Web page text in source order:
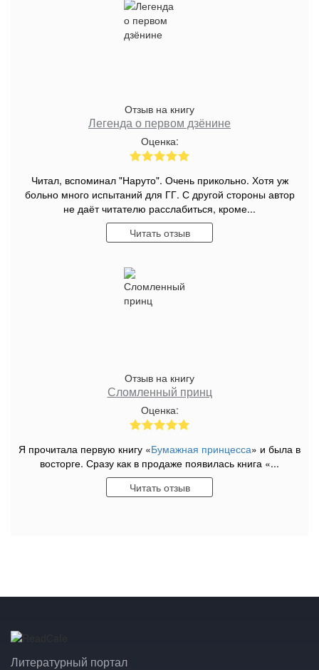
Отзыв на книгу
Легенда о первом дзёнине
Оценка:
Читал, вспоминал "Наруто". Очень прикольно. Хотя уж
больно много испытаний для ГГ. С другой стороны автор
не даёт читателю расслабиться, кроме...
Читать отзыв
Отзыв на книгу
Сломленный принц
Оценка:
Я прочитала первую книгу «Бумажная принцесса» и была в
восторге. Сразу как в продаже появилась книга «...
Читать отзыв
Литературный портал